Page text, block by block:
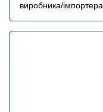
виробника/імпортера